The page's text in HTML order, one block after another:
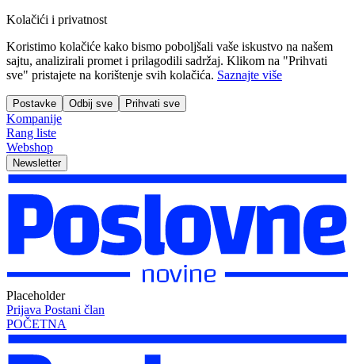
Kolačići i privatnost
Koristimo kolačiće kako bismo poboljšali vaše iskustvo na našem
sajtu, analizirali promet i prilagodili sadržaj. Klikom na "Prihvati
sve" pristajete na korištenje svih kolačića. Saznajte više
Postavke Odbij sve Prihvati sve
Kompanije
Rang liste
Webshop
Newsletter
Placeholder
Prijava Postani član
POČETNA